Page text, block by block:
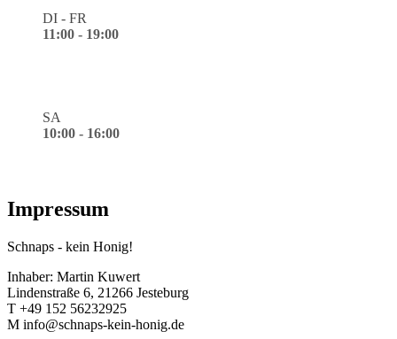
DI - FR
11:00 - 19:00
SA
10:00 - 16:00
Impressum
Schnaps - kein Honig!
Inhaber: Martin Kuwert
Lindenstraße 6, 21266 Jesteburg
T +49 152 56232925
M info@schnaps-kein-honig.de